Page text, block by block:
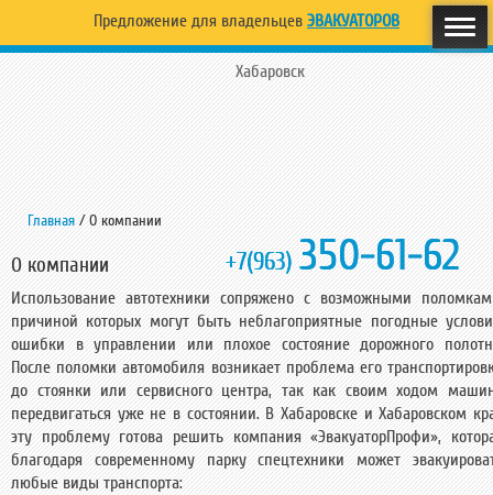
Предложение для владельцев ЭВАКУАТОРОВ
Хабаровск
+7(963) 350-61-62
Главная /О компании
О компании
Использование автотехники сопряжено с возможными
причиной которых могут быть неблагоприятные погодные
ошибки в управлении или плохое состояние дорожного
После поломки автомобиля возникает проблема его
до стоянки или сервисного центра, так как своим ходом
передвигаться уже не в состоянии. В Хабаровске и Хабаровском
эту проблему готова решить компания «ЭвакуаторПрофи»,
благодаря современному парку спецтехники может
любые виды транспорта: